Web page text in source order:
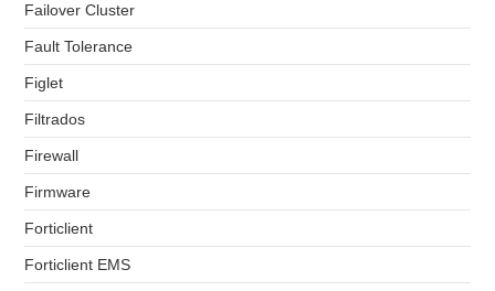
Failover Cluster
Fault Tolerance
Figlet
Filtrados
Firewall
Firmware
Forticlient
Forticlient EMS